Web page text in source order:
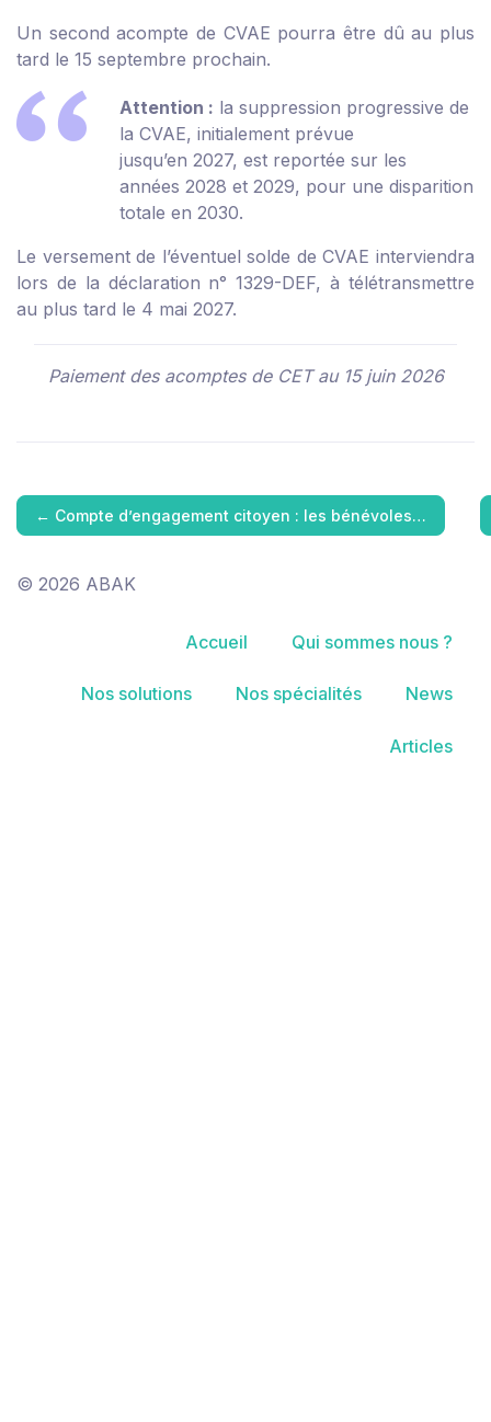
Un second acompte de CVAE pourra être dû au plus
tard le 15 septembre prochain.
Attention : la suppression progressive de
la CVAE, initialement prévue
jusqu’en 2027, est reportée sur les
années 2028 et 2029, pour une disparition
totale en 2030.
Le versement de l’éventuel solde de CVAE interviendra
lors de la déclaration n° 1329-DEF, à télétransmettre
au plus tard le 4 mai 2027.
Paiement des acomptes de CET au 15 juin 2026
← Compte d’engagement citoyen : les bénévoles…
© 2026 ABAK
Accueil Qui sommes nous ?
Nos solutions Nos spécialités News
Articles